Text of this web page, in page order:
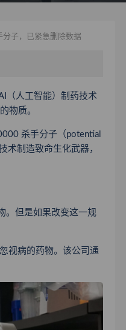
分子，已紧急删除数据
（人工智能）制药技术
物质。
杀手分子 （potential
术制造致命生化武器，
。但是如果改变这一规
视病的药物。该公司通